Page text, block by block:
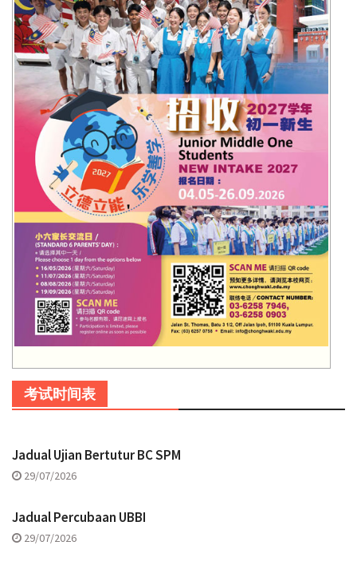
考试时间表
Jadual Ujian Bertutur BC SPM
29/07/2026
Jadual Percubaan UBBI
29/07/2026